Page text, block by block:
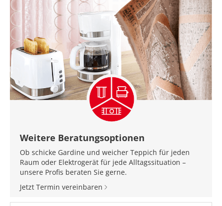
Weitere Beratungsoptionen
Ob schicke Gardine und weicher Teppich für jeden
Raum oder Elektrogerät für jede Alltagssituation –
unsere Profis beraten Sie gerne.
Jetzt Termin vereinbaren